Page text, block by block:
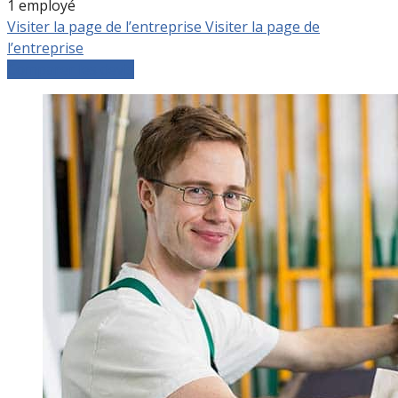
1 employé
Visiter la page de l’entreprise Visiter la page de
l’entreprise